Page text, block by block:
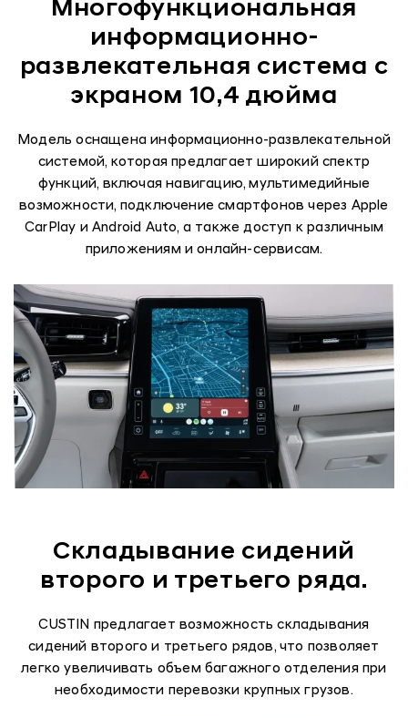
Многофункциональная
информационно-
развлекательная система с
экраном 10,4 дюйма
Модель оснащена информационно-развлекательной
системой, которая предлагает широкий спектр
функций, включая навигацию, мультимедийные
возможности, подключение смартфонов через Apple
CarPlay и Android Auto, а также доступ к различным
приложениям и онлайн-сервисам.
Складывание сидений
второго и третьего ряда.
CUSTIN предлагает возможность складывания
сидений второго и третьего рядов, что позволяет
легко увеличивать объем багажного отделения при
необходимости перевозки крупных грузов.